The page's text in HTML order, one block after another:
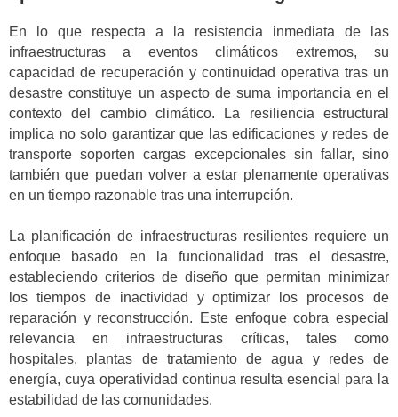
En lo que respecta a la resistencia inmediata de las
infraestructuras a eventos climáticos extremos, su
capacidad de recuperación y continuidad operativa tras un
desastre constituye un aspecto de suma importancia en el
contexto del cambio climático. La resiliencia estructural
implica no solo garantizar que las edificaciones y redes de
transporte soporten cargas excepcionales sin fallar, sino
también que puedan volver a estar plenamente operativas
en un tiempo razonable tras una interrupción.
La planificación de infraestructuras resilientes requiere un
enfoque basado en la funcionalidad tras el desastre,
estableciendo criterios de diseño que permitan minimizar
los tiempos de inactividad y optimizar los procesos de
reparación y reconstrucción. Este enfoque cobra especial
relevancia en infraestructuras críticas, tales como
hospitales, plantas de tratamiento de agua y redes de
energía, cuya operatividad continua resulta esencial para la
estabilidad de las comunidades.